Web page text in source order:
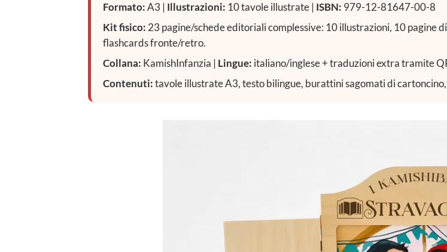
Formato:A3 | Illustrazioni: 10 tavole illustrate | ISBN: 979-12-81647-00-8
Kit fisico: 23 pagine/schede editoriali complessive: 10 illustrazioni, 10 pagine
flashcards fronte/retro.
Collana: KamishInfanzia | Lingue: italiano/inglese + traduzioni extra tramite
Contenuti:tavole illustrate A3, testo bilingue, burattini sagomati di